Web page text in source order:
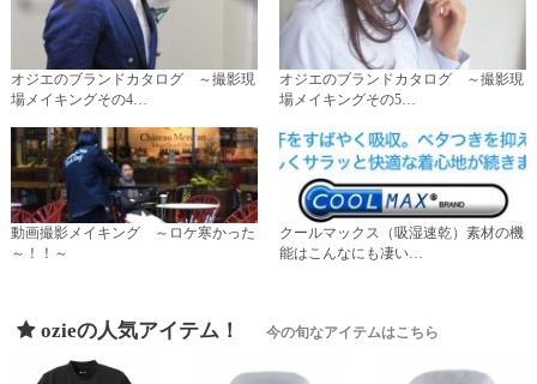
オジエのブランドカタログ ～撮影現
場メイキングその4…
オジエのブランドカタログ ～撮影現
場メイキングその5…
動画撮影メイキング ～ロケ寒かった
～！！～
クールマックス（吸湿速乾）素材の機
能はこんなにも凄い…
ozieの人気アイテム！ 今の旬なアイテムはこちら